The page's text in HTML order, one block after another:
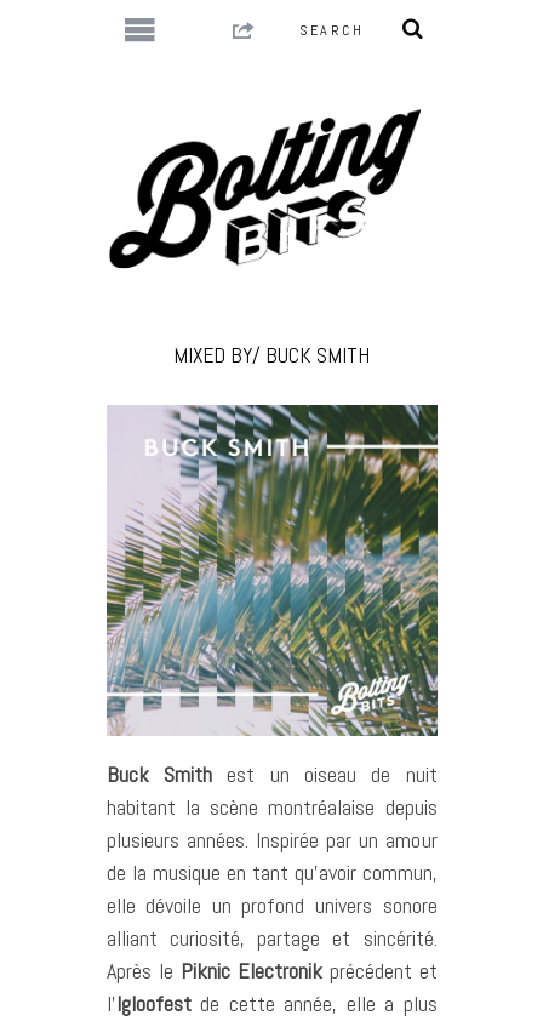
MIXED BY/ BUCK SMITH
Buck Smithest un oiseau de nuit
habitant la scène montréalaise depuis
plusieurs années. Inspirée par un amour
de la musique en tant qu’avoir commun,
elle dévoile un profond univers sonore
alliant curiosité, partage et sincérité.
Après le Piknic Electronikprécédent et
l’Igloofestde cette année, elle a plus